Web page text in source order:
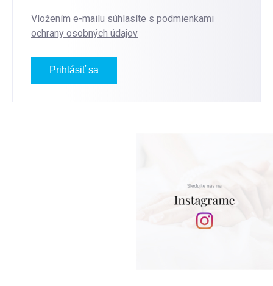
Vložením e-mailu súhlasíte s podmienkami
ochrany osobných údajov
Prihlásiť sa